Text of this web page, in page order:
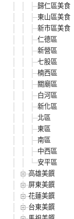
歸仁區美食
東山區美食
新市區美食
仁德區
新營區
七股區
楠西區
關廟區
白河區
新化區
北區
東區
南區
中西區
安平區
高雄美饌
屏東美饌
花蓮美饌
台東美饌